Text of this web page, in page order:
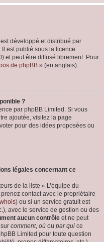
développé et distribué par
Il est publié sous la licence
et peut être diffusé librement. Pour
de phpBB » (en anglais).
?
par phpBB Limited. Si vous
ajoutée, visitez la page
pour des idées proposées ou
légales concernant ce
de la liste « L’équipe du
contact avec le propriétaire
) ou si un service gratuit est
avec le service de gestion ou des
aucun contrôle et ne peut
comment, où ou par qui ce
Limited pour toute question